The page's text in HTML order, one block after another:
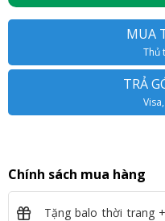
MUA
Thủ
TRẢ
Chính sách mua hàng
Tặng balo thời trang